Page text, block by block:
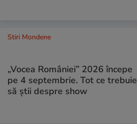
Stiri Mondene
„Vocea României” 2026 începe
pe 4 septembrie. Tot ce trebuie
să știi despre show